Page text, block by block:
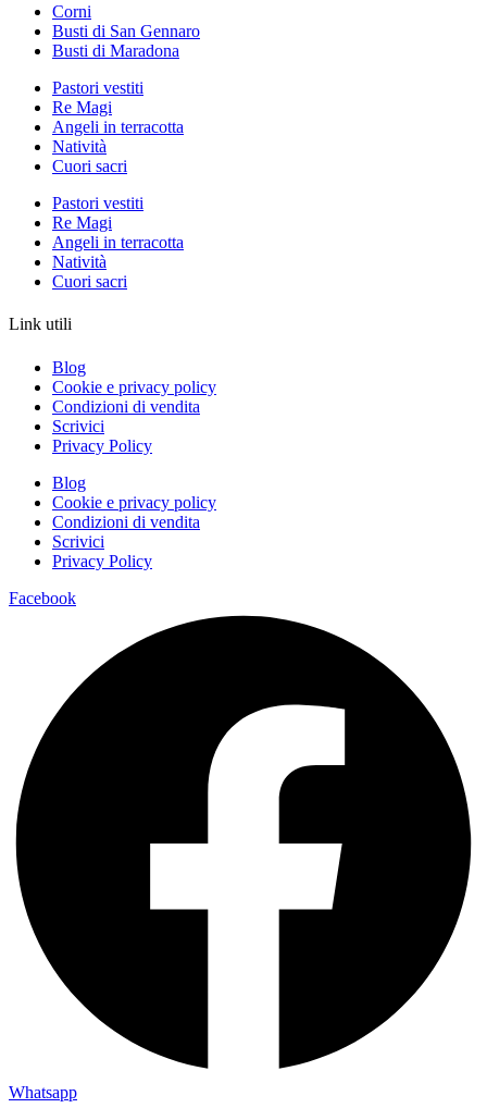
Corni
Busti di San Gennaro
Busti di Maradona
Pastori vestiti
Re Magi
Angeli in terracotta
Natività
Cuori sacri
Pastori vestiti
Re Magi
Angeli in terracotta
Natività
Cuori sacri
Link utili
Blog
Cookie e privacy policy
Condizioni di vendita
Scrivici
Privacy Policy
Blog
Cookie e privacy policy
Condizioni di vendita
Scrivici
Privacy Policy
Facebook
Whatsapp